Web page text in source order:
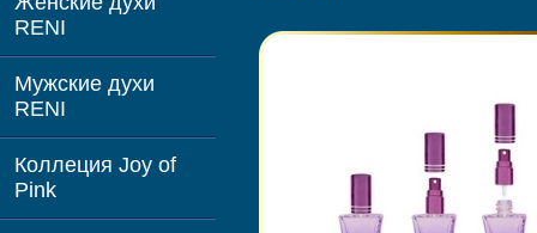
RENI
Мужские духи
RENI
Коллеция Joy of
Pink